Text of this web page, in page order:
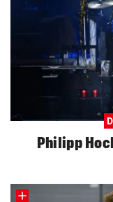
Philipp